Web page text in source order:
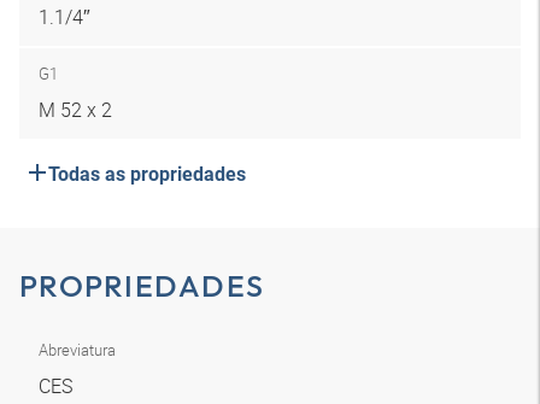
1.1/4″
G1
M 52 x 2
Todas as propriedades
PROPRIEDADES
Abreviatura
CES